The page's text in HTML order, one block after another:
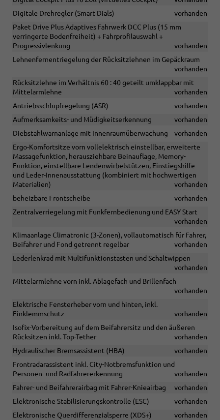
Digitale Drehregler (Smart Dials)
vorhanden
Paket Drive Plus Adaptives Fahrwerk DCC Plus (15 mm
verringerte Bodenfreiheit) + Fahrprofilauswahl +
Progressivlenkung
vorhanden
Lehnenfernentriegelung der Rücksitzlehnen im Gepäckraum
vorhanden
Rücksitzlehne im Verhältnis 60 : 40 geteilt umklappbar mit
Mittelarmlehne
vorhanden
Antriebsschlupfregelung (ASR)
vorhanden
Aufmerksamkeits- und Müdigkeitserkennung
vorhanden
Diebstahlwarnanlage mit Innenraumüberwachung
vorhanden
Ergo-Komfortsitze vorn vollelektrisch einstellbar, erweiterte
Massagefunktion, herausziehbare Beinauflage, Memory-
Funktion, einstellbare Lendenwirbelstützen, Einstiegshilfe
und Leder-Innenausstattung (kombiniert mit hochwertigen
Materialien)
vorhanden
beheizbare Frontscheibe
vorhanden
Zentralverriegelung mit Funkfernbedienung und EASY Start
vorhanden
Klimaanlage Climatronic (3-Zonen), vollautomatisch für Fahrer,
Beifahrer und Fond getrennt regelbar
vorhanden
Lederlenkrad mit Multifunktionstasten und Schaltwippen
vorhanden
Mittelarmlehne vorn inkl. Ablagefach und Brillenfach
vorhanden
Elektrische Fensterheber vorn und hinten, inkl.
Einklemmschutz
vorhanden
Isofix-Vorbereitung auf dem Beifahrersitz und den äußeren
Rücksitzen inkl. Top-Tether
vorhanden
Hydraulischer Bremsassistent (HBA)
vorhanden
Frontradarassistent inkl. City-Notbremsfunktion und
Personen- und Radfahrererkennung
vorhanden
Fahrer- und Beifahrerairbag mit Fahrer-Knieairbag
vorhanden
Elektronische Stabilisierungskontrolle (ESC)
vorhanden
Elektronische Querdifferenzialsperre (XDS+)
vorhanden